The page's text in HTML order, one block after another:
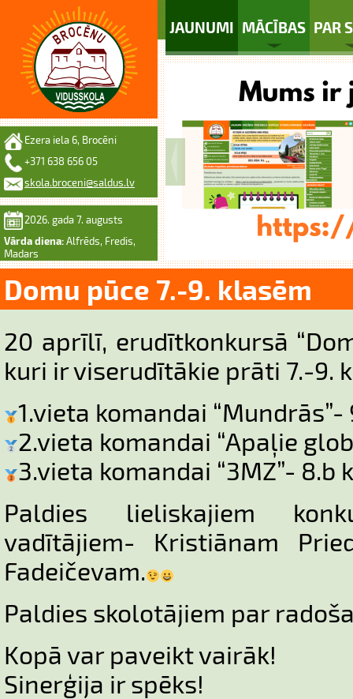
JAUNUMI MĀCĪBAS PAR
Ezera iela 6, Brocēni
+371 638 656 05
skola.broceni@saldus.lv
2026. gada 7. augusts
Vārda diena: Alfrēds, Fredis,
Madars
Domu pūce 7.-9. klasēm
20 aprīlī, erudītkonkursā
kuri ir viserudītākie prāti 7.-9.
1.vieta komandai “Mundrās”-
2.vieta komandai “Apaļie
3.vieta komandai “3MZ”- 8.b
Paldies lieliskajiem
vadītājiem- Kristiānam
Fadeičevam.
Paldies skolotājiem par
Kopā var paveikt vairāk!
Sinerģija ir spēks!